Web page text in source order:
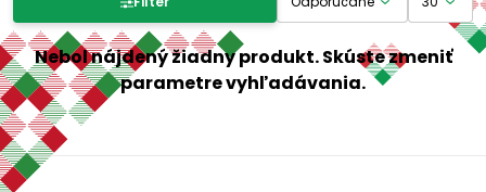
Cena
€
Nebol nájdený žiadny produkt. Skúste zmeniť
parametre vyhľadávania.